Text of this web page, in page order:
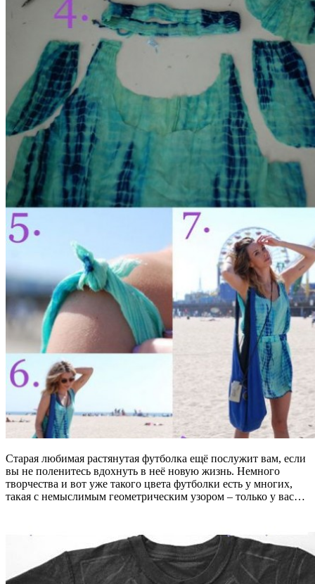
Старая любимая растянутая футболка ещё послужит вам, если
вы не поленитесь вдохнуть в неё новую жизнь. Немного
творчества и вот уже такого цвета футболки есть у многих,
такая с немыслимым геометрическим узором – только у вас…